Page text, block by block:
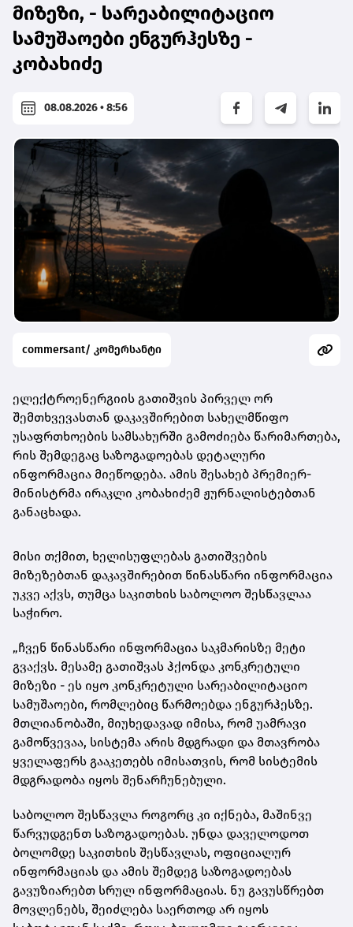
მიზეზი, - სარეაბილიტაციო
სამუშაოები ენგურჰესზე -
კობახიძე
08.08.2026 • 8:56
commersant/ კომერსანტი
ელექტროენერგიის გათიშვის პირველ ორ
შემთხვევასთან დაკავშირებით სახელმწიფო
უსაფრთხოების სამსახურში გამოძიება წარიმართება,
რის შემდეგაც საზოგადოებას დეტალური
ინფორმაცია მიეწოდება. ამის შესახებ პრემიერ-
მინისტრმა ირაკლი კობახიძემ ჟურნალისტებთან
განაცხადა.
მისი თქმით, ხელისუფლებას გათიშვების
მიზეზებთან დაკავშირებით წინასწარი ინფორმაცია
უკვე აქვს, თუმცა საკითხის საბოლოო შესწავლაა
საჭირო.
„ჩვენ წინასწარი ინფორმაცია საკმარისზე მეტი
გვაქვს. მესამე გათიშვას ჰქონდა კონკრეტული
მიზეზი - ეს იყო კონკრეტული სარეაბილიტაციო
სამუშაოები, რომლებიც წარმოებდა ენგურჰესზე.
მთლიანობაში, მიუხედავად იმისა, რომ უამრავი
გამოწვევაა, სისტემა არის მდგრადი და მთავრობა
ყველაფერს გააკეთებს იმისათვის, რომ სისტემის
მდგრადობა იყოს შენარჩუნებული.
საბოლოო შესწავლა როგორც კი იქნება, მაშინვე
წარვუდგენთ საზოგადოებას. უნდა დაველოდოთ
ბოლომდე საკითხის შესწავლას, ოფიციალურ
ინფორმაციას და ამის შემდეგ საზოგადოებას
გავუზიარებთ სრულ ინფორმაციას. ნუ გავუსწრებთ
მოვლენებს, შეიძლება საერთოდ არ იყოს